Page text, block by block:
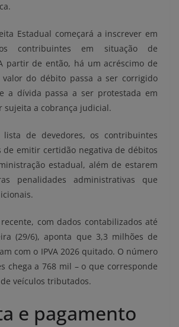
Estadual começará a inscrever em
contribuintes em situação de
partir de então, há um acréscimo de
do débito passa a ser corrigido
a dívida passa a ser protestada em
sujeita a cobrança judicial.
lista de devedores, os contribuintes
de emitir certidão negativa de débitos
estadual, além de estarem
penalidades administrativas que
com dados contabilizados até
(29/6), aponta que 3,3 milhões de
com o IPVA 2026 quitado. O número
chega a 768 mil – o que corresponde
veículos tributados.
e pagamento